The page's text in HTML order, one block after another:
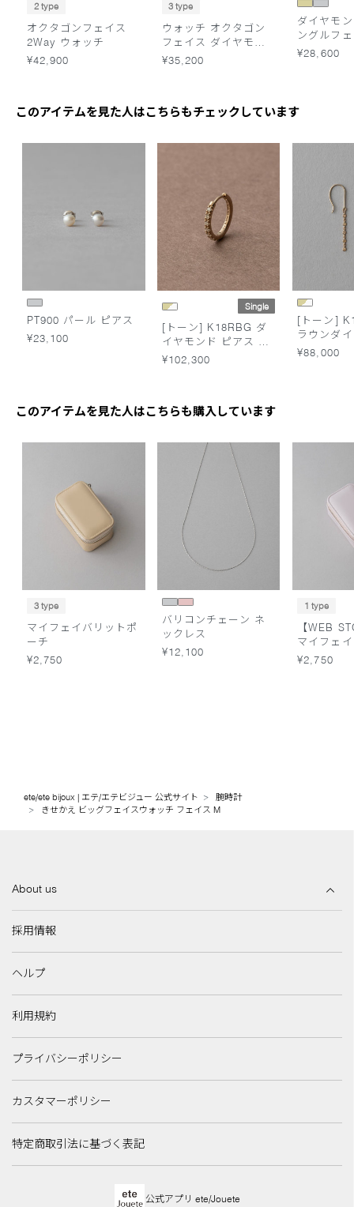
2 type
オクタゴンフェイス
2Way ウォッチ
¥42,900
3 type
ウォッチ オクタゴン
フェイス ダイヤモン
ド
¥35,200
ダイヤモ
ングルフ
シュベル
¥28,600
このアイテムを見た人はこちらもチェックしています
PT900 パール ピアス
¥23,100
Single
[トーン] K18RBG ダ
イヤモンド ピアス ス
キニー M
¥102,300
[トーン]
ラウンダ
ピアス
¥88,000
このアイテムを見た人はこちらも購入しています
3 type
マイフェイバリットポ
ーチ
¥2,750
バリコンチェーン ネ
ックレス
¥12,100
1 type
【WEB
マイフェ
ーチ
¥2,750
ete/ete bijoux | エテ/エテビジュー 公式サイト
腕時計
きせかえ ビッグフェイスウォッチ フェイス M
About us
採用情報
ヘルプ
利用規約
プライバシーポリシー
カスタマーポリシー
特定商取引法に基づく表記
公式アプリ ete/Jouete